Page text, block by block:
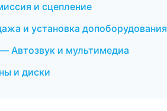
и сцепление
и установка допоборудования
Автозвук и мультимедиа
и диски